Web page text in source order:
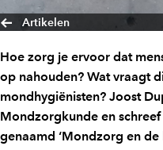
Artikelen
Hoe zorg je ervoor dat
op nahouden? Wat vraagt
mondhygiënisten? Joost
Mondzorgkunde en
genaamd ‘Mondzorg en de